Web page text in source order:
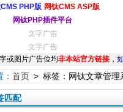
CMS PHP版 网钛CMS ASP版
网钛PHP插件平台
文字广告
文字广告
或图片广告位均非本站官方链接，
首页> 标签：网钛文章管理
匹配